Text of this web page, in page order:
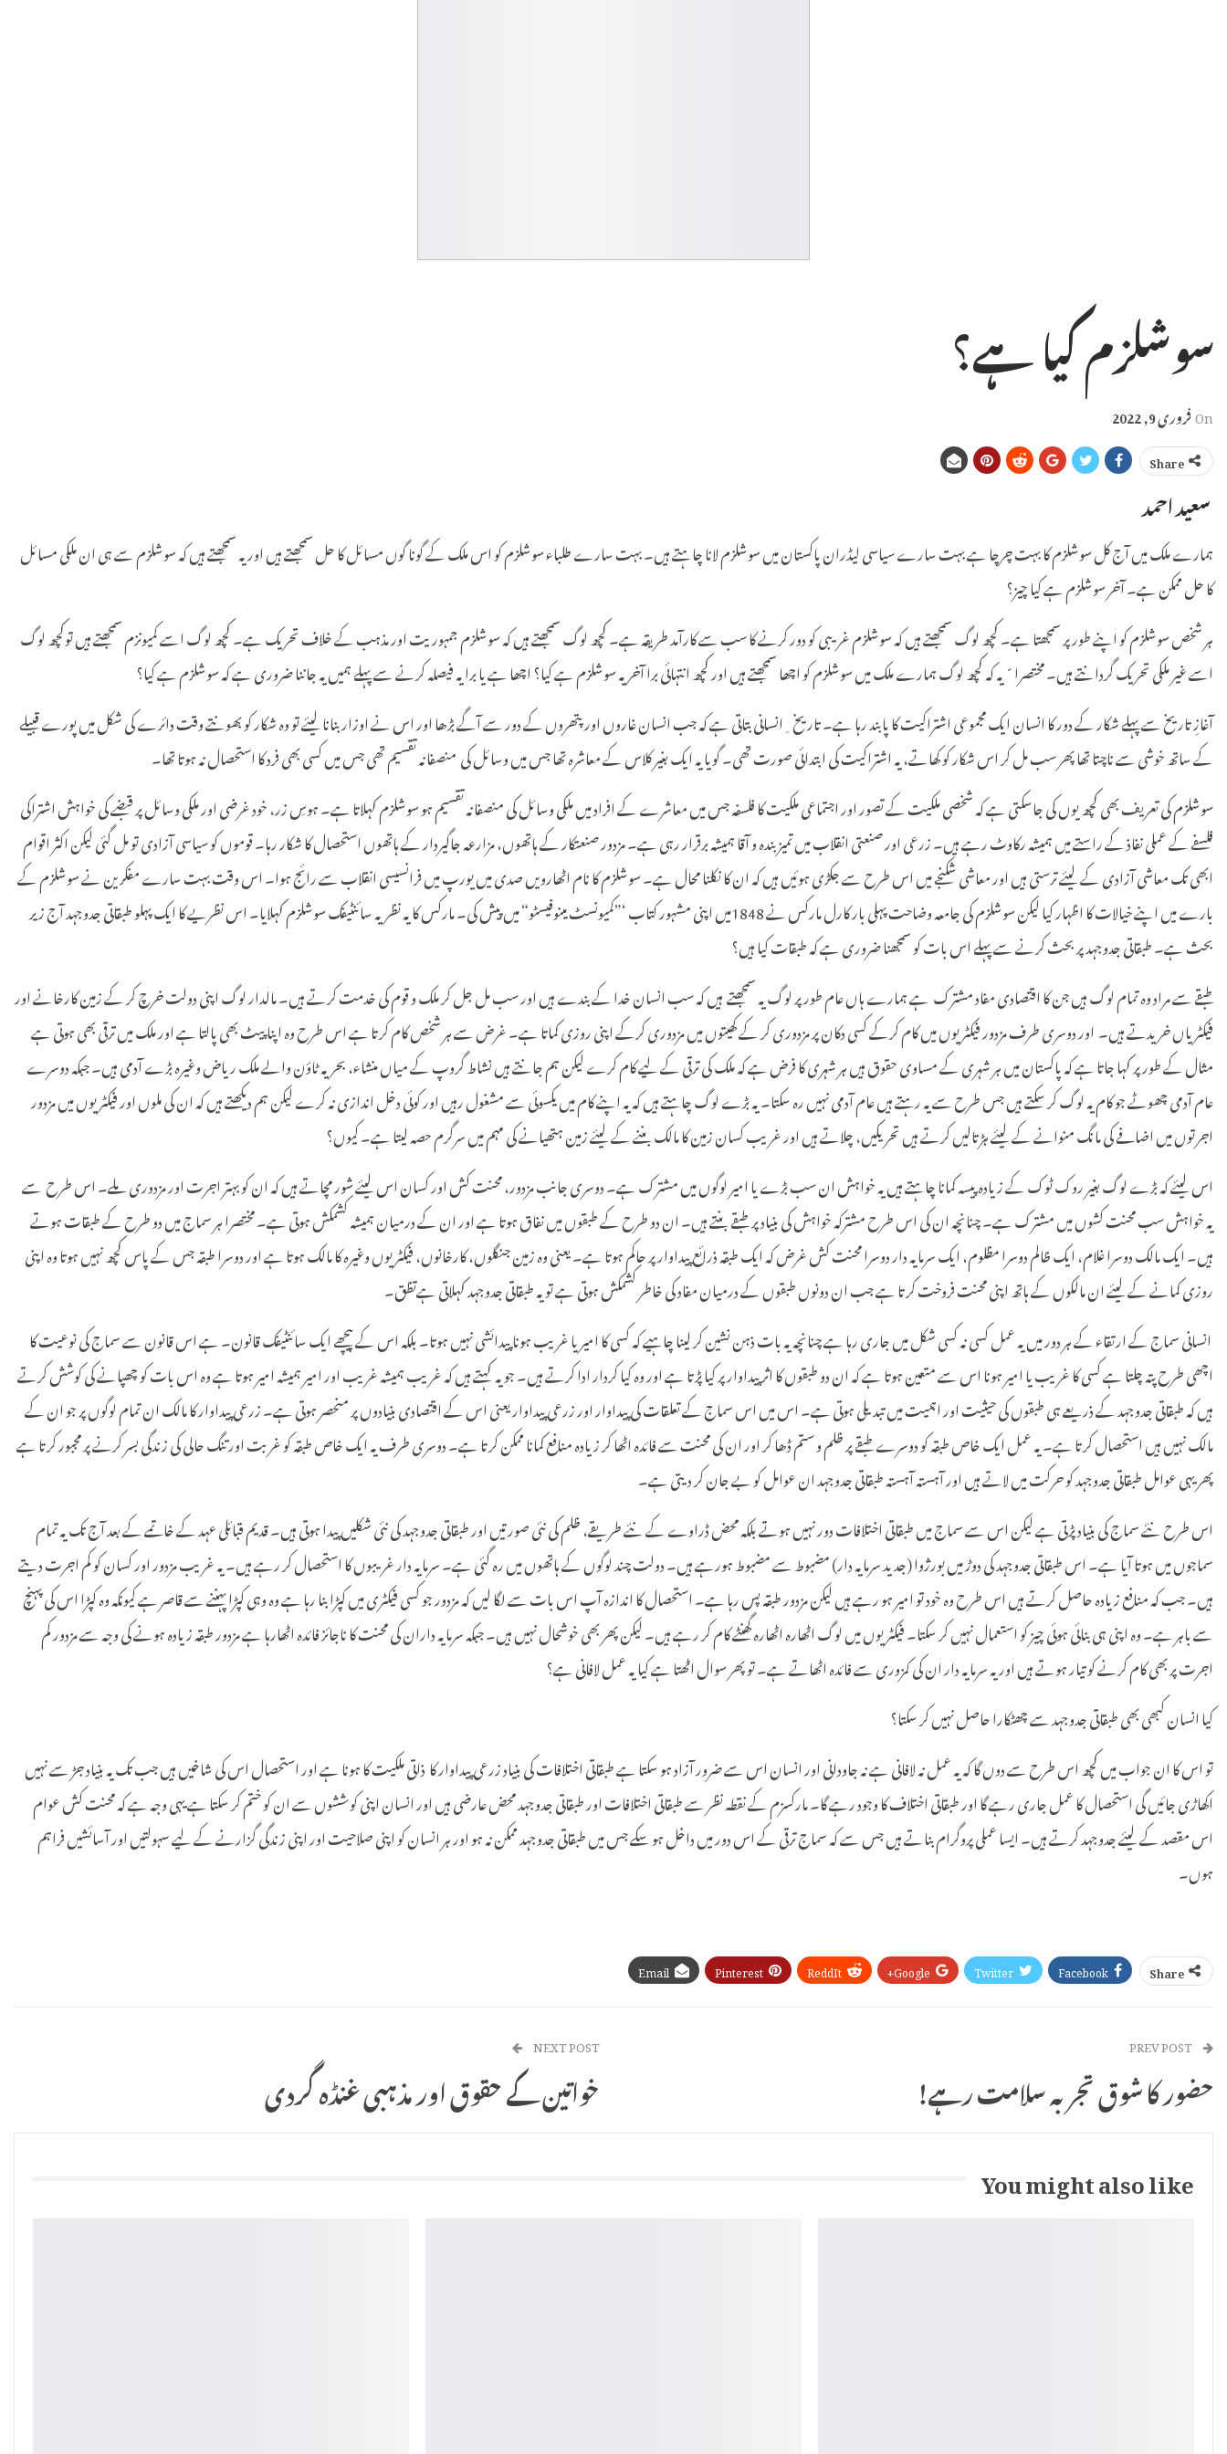
سوشلزم کیا ہے؟
Onفروری 9, 2022
Share
سعید احمد
ہمارے ملک میں آج کل سوشلزم کا بہت چرچا ہے بہت سارے سیاسی لیڈران پاکستان میں سوشلزم لانا چاہتے ہیں۔ بہت سارے طلباء سوشلزم کو اس ملک کے گونا گوں مسائل کا حل سمجھتے ہیں اور یہ سمجھتے ہیں کہ سوشلزم سے ہی ان ملکی مسائل
کا حل ممکن ہے۔ آخر سوشلزم ہے کیا چیز؟
ہر شخص سوشلزم کو اپنے طور پر سمجھتا ہے۔ کچھ لوگ سمجھتے ہیں کہ سوشلزم غریبی کو دور کرنے کا سب سے کارآمد طریقہ ہے۔ کچھ لوگ سمجھتے ہیں کہ سوشلزم جمہوریت اور مذہب کے خلاف تحریک ہے۔ کچھ لوگ اسے کمیونزم سمجھتے ہیں توکچھ لوگ
اسے غیر ملکی تحریک گردانتے ہیں۔ مختصرا ً یہ کہ کچھ لوگ ہمارے ملک میں سوشلزم کو اچھا سمجھتے ہیں اور کچھ انتہائی برا آخر یہ سوشلزم ہے کیا؟ اچھا ہے یا برا یہ فیصلہ کرنے سے پہلے ہمیں یہ جاننا ضروری ہے کہ سوشلزم ہے کیا؟
آغازِ تاریخ سے پہلے شکار کے دور کا انسان ایک مجموعی اشتراکیت کا پابند رہا ہے۔ تاریخ ِانسانی بتاتی ہے کہ جب انسان غاروں اور پتھروں کے دور سے آگے بڑھا اور اس نے اوزار بنانا لیئے تو وہ شکار کو بھونتے وقت دائرے کی شکل میں پورے قبیلے
کے ساتھ خوشی سے ناچتا تھا پھر سب مل کر اس شکار کو کھاتے، یہ اشتراکیت کی ابتدائی صورت تھی۔ گویا یہ ایک بغیر کلاس کے معاشرہ تھا جس میں وسائل کی منصفانہ تقسیم تھی جس میں کسی بھی فرد کا استحصال نہ ہوتا تھا۔
سوشلزم کی تعریف بھی کچھ یوں کی جاسکتی ہے کہ شخصی ملکیت کے تصور اور اجتماعی ملکیت کا فلسفہ جس میں معاشرے کے افراد میں ملکی وسائل کی منصفانہ تقسیم ہو سوشلزم کہلاتا ہے۔ ہوسِ زر، خود غرضی اور ملکی وسائل پر قبضے کی خواہش اشتراکی
فلسفے کے عملی نفاذ کے راستے میں ہمیشہ رکاوٹ رہے ہیں۔ زرعی اور صنعتی انقلاب میں تمیز بندہ و آقا ہمیشہ برقرار رہی ہے۔ مزدورصنعتکار کے ہاتھوں، مزارعہ جاگیردار کے ہاتھوں استحصال کا شکار رہا۔ قوموں کو سیاسی آزادی تو مل گئی لیکن اکثر اقوام
ابھی تک معاشی آزادی کے لیئے ترستی ہیں اور معاشی شکنجے میں اس طرح سے جکڑی ہوئیں ہیں کہ ان کا نکلنا محال ہے۔ سوشلزم کا نام اٹھارویں صدی میں یورپ میں فرانسیسی انقلاب سے رائج ہوا۔ اس وقت بہت سارے مفکرین نے سوشلزم کے
بارے میں اپنے خیالات کا اظہار کیا لیکن سوشلزم کی جامعہ وضاحت پہلی بار کارل مارکس نے 1848میں اپنی مشہور کتاب ‘”کمیونسٹ مینوفیسٹو“ میں پیش کی۔ مارکس کا یہ نظریہ سائنٹیفک سوشلزم کہلایا۔ اس نظریے کا ایک پہلو طبقاتی جدوجہد آج زیر
بحث ہے۔ طبقاتی جدوجہد پر بحث کرنے سے پہلے اس بات کو سمجھنا ضروری ہے کہ طبقات کیا ہیں؟
طبقے سے مراد وہ تمام لوگ ہیں جن کا اقتصادی مفاد مشترک ہے ہمارے ہاں عام طور پر لوگ یہ سمجھتے ہیں کہ سب انسان خدا کے بندے ہیں اور سب مل جل کر ملک و قوم کی خدمت کرتے ہیں۔ مالدار لوگ اپنی دولت خرچ کر کے زمین کارخانے اور
فیکٹریاں خریدتے ہیں۔اور دوسری طرف مزدور فیکٹریوں میں کام کرکے کسی دکان پر مزدوری کر کے کھیتوں میں مزدوری کرکے اپنی روزی کماتا ہے۔ غرض سے ہر شخص کام کرتا ہے اس طرح وہ اپنا پیٹ بھی پالتا ہے اور ملک میں ترقی بھی ہوتی ہے
مثال کے طور پر کہا جاتا ہے کہ پاکستان میں ہر شہری کے مساوی حقوق ہیں ہر شہری کا فرض ہے کہ ملک کی ترقی کے لیے کام کرے لیکن ہم جانتے ہیں نشاط گروپ کے میاں منشاء، بحریہ ٹاؤن والے ملک ریاض وغیرہ بڑے آدمی ہیں۔ جبکہ دوسرے
عام آدمی چھوٹے جو کام یہ لوگ کر سکتے ہیں جس طرح سے یہ رہتے ہیں عام آدمی نہیں رہ سکتا۔ یہ بڑے لوگ چاہتے ہیں کہ یہ اپنے کام میں یکسوئی سے مشغول رہیں اور کوئی دخل اندازی نہ کرے لیکن ہم دیکھتے ہیں کہ ان کی ملوں اور فیکٹریوں میں مزدور
اجرتوں میں اضافے کی مانگ منوانے کے لیئے ہڑتالیں کرتے ہیں تحریکیں، چلاتے ہیں اور غریب کسان زمین کا مالک بننے کے لیئے زمین ہتھیانے کی مہم میں سرگرم حصہ لیتا ہے۔ کیوں؟
اس لیئے کہ بڑے لوگ بغیر روک ٹوک کے زیادہ پیسہ کمانا چاہتے ہیں یہ خواہش ان سب بڑے یا امیر لوگوں میں مشترک ہے۔ دوسری جانب مزدور، محنت کش اور کسان اس لیئے شور مچاتے ہیں کہ ان کو بہتر اجرت اور مزدوری ملے۔ اس طرح سے
یہ خواہش سب محنت کشوں میں مشترک ہے۔ چنانچہ ان کی اس طرح مشترکہ خواہش کی بنیاد پر طبقے بنتے ہیں۔ ان دو طرح کے طبقوں میں نفاق ہوتا ہے اور ان کے درمیان ہمیشہ کشمکش ہوتی ہے۔ مختصرا ہر سماج میں دو طرح کے طبقات ہوتے
ہیں۔ ایک مالک دوسرا غلام، ایک ظالم دوسرا مظلوم، ایک سرمایہ دار دوسرا محنت کش غرض کہ ایک طبقہ ذرائع پیداوار پر حاکم ہوتا ہے۔ یعنی وہ زمین جنگلوں، کارخانوں، فیکٹریوں وغیرہ کا مالک ہوتا ہے اور دوسرا طبقہ جس کے پاس کچھ نہیں ہوتا وہ اپنی
روزی کمانے کے لیئے ان مالکوں کے ہاتھ اپنی محنت فروخت کرتا ہے جب ان دونوں طبقوں کے درمیان مفاد کی خاطر کشمکش ہوتی ہے تو یہ طبقاتی جدوجہد کہلاتی ہےتظق۔
انسانی سماج کے ارتقاء کے ہر دور میں یہ عمل کسی نہ کسی شکل میں جاری رہا ہے چنانچہ یہ بات ذہن نشین کر لینا چاہیے کہ کسی کا امیر یا غریب ہونا پیدائشی نہیں ہوتا۔ بلکہ اس کے پیچھے ایک سائنٹیفک قانون۔ ہے اس قانون سے سماج کی نوعیت کا
اچھی طرح پتہ چلتا ہے کسی کا غریب یا امیر ہونا اس سے متعین ہوتا ہے کہ ان دو طبقوں کا اثر پیداوار پر کیا پڑتا ہے اور وہ کیا کردار ادا کرتے ہیں۔ جو یہ کہتے ہیں کہ غریب ہمیشہ غریب اور امیر ہمیشہ امیر ہوتا ہے وہ اس بات کو چھپانے کی کوشش کرتے
ہیں کہ طبقاتی جدوجہد کے ذریعے ہی طبقوں کی حیثیت اور اہمیت میں تبدیلی ہوتی ہے۔ اس میں اس سماج کے تعلقات کی پیداوار اور زرعی پیداوار یعنی اس کے اقتصادی بنیادوں پر منحصر ہوتی ہے۔ زرعی پیداوار کا مالک ان تمام لوگوں پر جو ان کے
مالک نہیں ہیں استحصال کرتا ہے۔ یہ عمل ایک خاص طبقہ کو دوسرے طبقے پر ظلم و ستم ڈھا کر اور ان کی محنت سے فائدہ اٹھا کر زیادہ منافع کمانا ممکن کرتا ہے۔ دوسری طرف یہ ایک خاص طبقہ کو غربت اور تنگ حالی کی زندگی بسر کرنے پر مجبور کرتا ہے
پھر یہی عوامل طبقاتی جدوجہد کو حرکت میں لاتے ہیں اور آہستہ آہستہ طبقاتی جدوجہد ان عوامل کو بے جان کر دیتی ہے۔
اس طرح نئے سماج کی بنیاد پڑتی ہے لیکن اس سے سماج میں طبقاتی اختلافات دور نہیں ہوتے بلکہ محض ڈراوے کے نئے طریقے، ظلم کی نئی صورتیں اور طبقاتی جدوجہد کی نئی شکلیں پیدا ہوتی ہیں۔ قدیم قبائلی عہد کے خاتمے کے بعد آج تک یہ تمام
سماجوں میں ہوتا آیا ہے۔ اس طبقاتی جدوجہد کی دوڑ میں بورژوا (جدید سرمایہ دار) مضبوط سے مضبوط ہورہے ہیں۔ دولت چند لوگوں کے ہاتھوں میں رہ گئی ہے۔ سرمایہ دار غریبوں کا استحصال کر رہے ہیں۔ یہ غریب مزدور اور کسان کو کم اجرت دیتے
ہیں۔ جب کہ منافع زیادہ حاصل کرتے ہیں اس طرح وہ خود تو امیر ہو رہے ہیں لیکن مزدور طبقہ پس رہا ہے۔ استحصال کا اندازہ آپ اس بات سے لگا لیں کہ مزدور جو کسی فیکٹری میں کپڑا بنا رہا ہے وہ وہی کپڑا پہننے سے قاصر ہے کیونکہ وہ کپڑا اس کی پہنچ
سے باہر ہے۔ وہ اپنی ہی بنائی ہوئی چیز کو استعمال نہیں کر سکتا۔ فیکٹریوں میں لوگ اٹھارہ اٹھارہ گھنٹے کام کر رہے ہیں۔ لیکن پھر بھی خوشحال نہیں ہیں۔ جبکہ سرمایہ داران کی محنت کا ناجائز فائدہ اٹھارہا ہے مزدور طبقہ زیادہ ہونے کی وجہ سے مزدور کم
اجرت پر بھی کام کرنے کو تیار ہوتے ہیں اور یہ سرمایہ دار ان کی کمزوری سے فائدہ اٹھاتے ہے۔ تو پھرسوال اٹھتا ہے کیا یہ عمل لافانی ہے؟
کیا انسان کبھی بھی طبقاتی جدوجہد سے چھٹکارا حاصل نہیں کر سکتا؟
تو اس کا ان جواب میں کچھ اس طرح سے دوں گا کہ یہ عمل نہ لافانی ہے نہ جاودانی اور انسان اس سے ضرور آزاد ہو سکتا ہے طبقاتی اختلافات کی بنیاد زرعی پیداوار کا ذاتی ملکیت کا ہونا ہے اور استحصال اس کی شاخیں ہیں جب تک یہ بنیاد جڑ سے نہیں
اکھاڑی جائیں گی استحصال کا عمل جاری رہے گا اور طبقاتی اختلاف کا وجود رہے گا۔ مارکسزم کے نقطہ نظر سے طبقاتی اختلافات اور طبقاتی جدوجہد محض عارضی ہیں اور انسان اپنی کوششوں سے ان کو ختم کر سکتا ہے یہی وجہ ہے کہ محنت کش عوام
اس مقصد کے لیئے جدوجہد کرتے ہیں۔ ایسا عملی پروگرام بناتے ہیں جس سے کہ سماج ترقی کے اس دور میں داخل ہو سکے جس میں طبقاتی جدوجہد ممکن نہ ہو اور ہر انسان کو اپنی صلاحیت اور اپنی زندگی گزارنے کے لیے سہولتیں اور آسائشیں فراہم
ہوں۔
Share
Facebook
Twitter
Google+
ReddIt
Pinterest
Email
حضور کا شوق تجربہ سلامت رہے!
NEXT POST
خواتین کے حقوق اور مذہبی غنڈہ گردی
You might also like